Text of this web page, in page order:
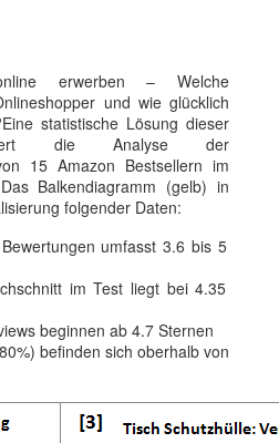
erwerben – Welche
und wie glücklich
statistische Lösung dieser
die Analyse der
15 Amazon Bestsellern im
Balkendiagramm (gelb) in
folgender Daten:
umfasst 3.6 bis 5
im Test liegt bei 4.35
beginnen ab 4.7 Sternen
befinden sich oberhalb von